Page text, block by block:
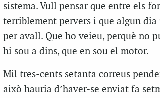
sistema. Vull pensar que entre els
terriblement pervers i que algun dia
per avall. Que ho veieu, perquè no
hi sou a dins, que en sou el motor.
Mil tres-cents setanta correus
això hauria d’haver-se enviat fa